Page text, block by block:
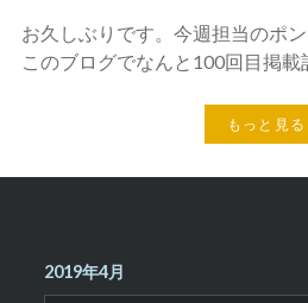
お久しぶりです。今週担当のポ
このブログでなんと100回目掲
もっと見る
2019年4月